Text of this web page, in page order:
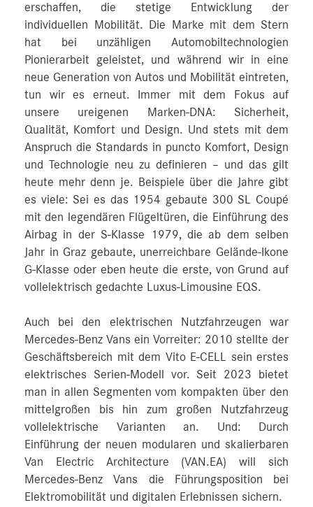
erschaffen, die stetige Entwicklung der
individuellen Mobilität. Die Marke mit dem Stern
hat bei unzähligen Automobiltechnologien
Pionierarbeit geleistet, und während wir in eine
neue Generation von Autos und Mobilität eintreten,
tun wir es erneut. Immer mit dem Fokus auf
unsere ureigenen Marken-DNA: Sicherheit,
Qualität, Komfort und Design. Und stets mit dem
Anspruch die Standards in puncto Komfort, Design
und Technologie neu zu definieren – und das gilt
heute mehr denn je. Beispiele über die Jahre gibt
es viele: Sei es das 1954 gebaute 300 SL Coupé
mit den legendären Flügeltüren, die Einführung des
Airbag in der S-Klasse 1979, die ab dem selben
Jahr in Graz gebaute, unerreichbare Gelände-Ikone
G-Klasse oder eben heute die erste, von Grund auf
vollelektrisch gedachte Luxus-Limousine EQS.
Auch bei den elektrischen Nutzfahrzeugen war
Mercedes-Benz Vans ein Vorreiter: 2010 stellte der
Geschäftsbereich mit dem Vito E-CELL sein erstes
elektrisches Serien-Modell vor. Seit 2023 bietet
man in allen Segmenten vom kompakten über den
mittelgroßen bis hin zum großen Nutzfahrzeug
vollelektrische Varianten an. Und: Durch
Einführung der neuen modularen und skalierbaren
Van Electric Architecture (VAN.EA) will sich
Mercedes-Benz Vans die Führungsposition bei
Elektromobilität und digitalen Erlebnissen sichern.